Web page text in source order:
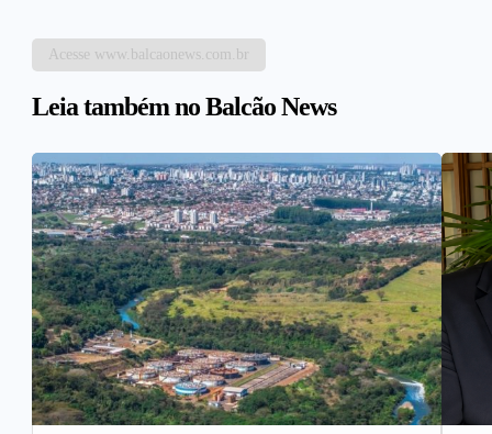
Acesse www.balcaonews.com.br
Leia também no Balcão News